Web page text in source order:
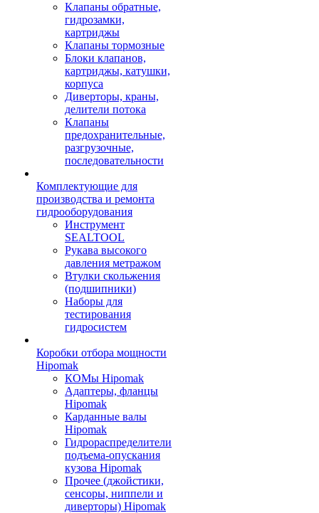
Клапаны обратные,
гидрозамки,
картриджы
Клапаны тормозные
Блоки клапанов,
картриджы, катушки,
корпуса
Диверторы, краны,
делители потока
Клапаны
предохранительные,
разгрузочные,
последовательности
Комплектующие для
производства и ремонта
гидрооборудования
Инструмент
SEALTOOL
Рукава высокого
давления метражом
Втулки скольжения
(подшипники)
Наборы для
тестирования
гидросистем
Коробки отбора мощности
Hipomak
КОМы Hipomak
Адаптеры, фланцы
Hipomak
Карданные валы
Hipomak
Гидрораспределители
подъема-опускания
кузова Hipomak
Прочее (джойстики,
сенсоры, ниппели и
диверторы) Hipomak